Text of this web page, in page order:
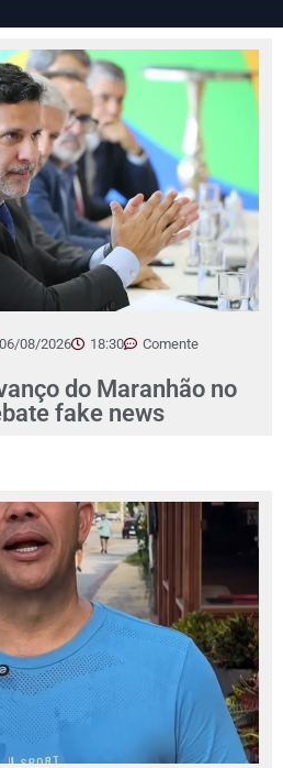
06/08/2026 18:30 Comente
do Maranhão no
fake news